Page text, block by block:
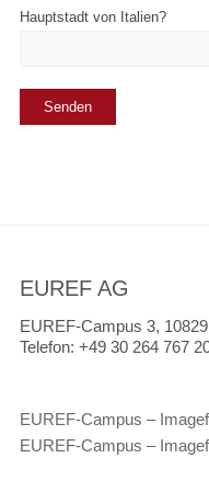
Hauptstadt von Italien?
EUREF AG
EUREF-Campus 3,
Telefon: +49 30 264 767
EUREF-Campus –
EUREF-Campus –